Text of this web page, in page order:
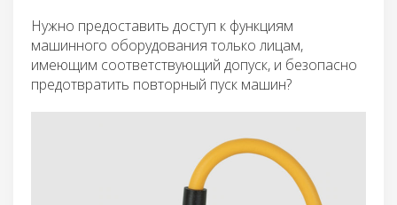
Нужно предоставить доступ к функциям
машинного оборудования только лицам,
имеющим соответствующий допуск, и безопасно
предотвратить повторный пуск машин?